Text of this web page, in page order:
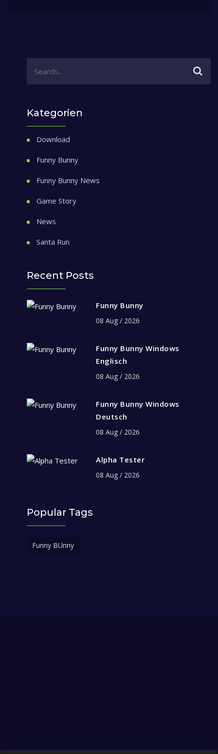
Kategorien
Download
Funny Bunny
Funny Bunny News
Game Story
News
Santa Run
Recent Posts
Funny Bunny
08 Aug / 2026
Funny Bunny Windows
Englisch
08 Aug / 2026
Funny Bunny Windows
Deutsch
08 Aug / 2026
Alpha Tester
08 Aug / 2026
Popular Tags
Funny BUnny